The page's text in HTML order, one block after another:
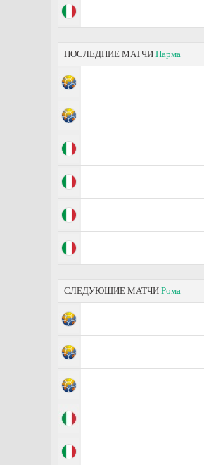
ПОСЛЕДНИЕ МАТЧИ Парма
СЛЕДУЮЩИЕ МАТЧИ Рома